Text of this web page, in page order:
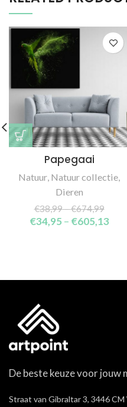
Papegaai
Natuur, Natuur collectie,
Dieren
€38,99–€674,99
€34,95 – €605,13
De beste keuze voor jouw
Straat van Gibraltar 3, 3446